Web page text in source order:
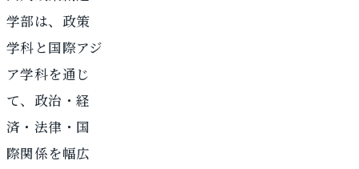
学部は、政策
学科と国際アジ
ア学科を通じ
て、政治・経
済・法律・国
際関係を幅広